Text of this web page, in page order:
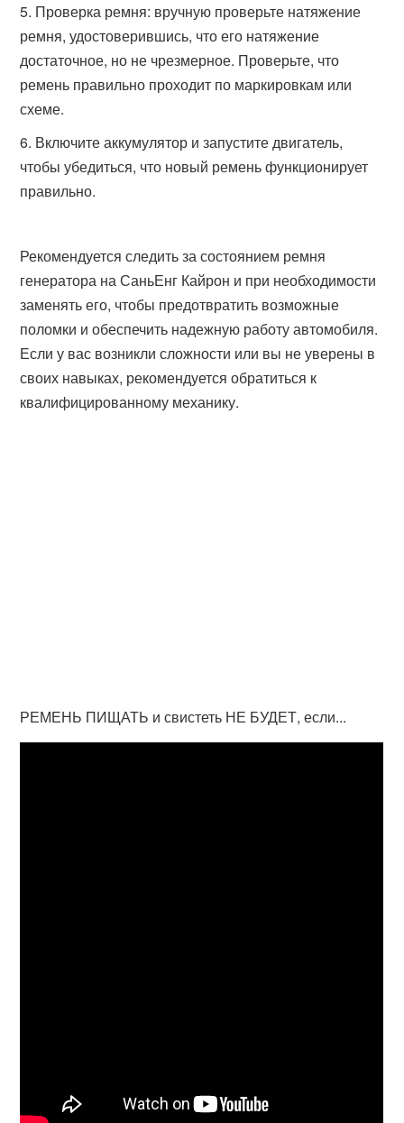
Проверка ремня: вручную проверьте натяжение
ремня, удостоверившись, что его натяжение
достаточное, но не чрезмерное. Проверьте, что
ремень правильно проходит по маркировкам или
схеме.
Включите аккумулятор и запустите двигатель,
чтобы убедиться, что новый ремень функционирует
правильно.
Рекомендуется следить за состоянием ремня
генератора на СаньЕнг Кайрон и при необходимости
заменять его, чтобы предотвратить возможные
поломки и обеспечить надежную работу автомобиля.
Если у вас возникли сложности или вы не уверены в
своих навыках, рекомендуется обратиться к
квалифицированному механику.
РЕМЕНЬ ПИЩАТЬ и свистеть НЕ БУДЕТ, если...